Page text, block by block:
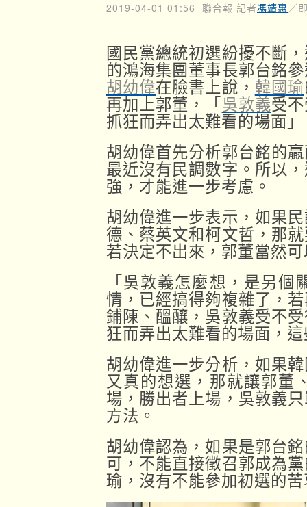
2019-04-01 01:56 聯合報 記者馮靖惠 ╱
國民黨總統初選紛擾不斷
的鴻海集團董事長郭台銘
胡幼偉在臉書上說， 韓國瑜
再加上郭董，「吳敦義受
抓狂而弄出太難看的場面
胡幼偉首先分析郭台銘的
最近沒有民調數字。所以
強，才能進一步考慮。
胡幼偉進一步表示，如果
德、蔡英文和柯文哲，那
若決定不出來，郭董當然
「吳敦義怎麼想，是另
情，已經搞得夠複雜了，
鋪陳、醞釀，吳敦義受不
狂而弄出太難看的場面，
胡幼偉進一步分析，如果
又真的想選，那就讓郭董
場，勝出者上場，吳敦義
方法。
胡幼偉認為，如果是郭台
可，不能直接徵召郭成為
瑜，沒有不能參加初選的